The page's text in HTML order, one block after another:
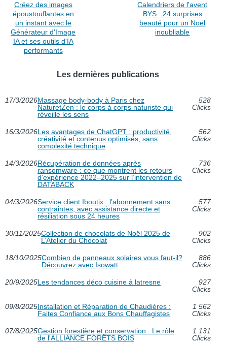
Créez des images
époustouflantes en
un instant avec le
Générateur d'Image
IA et ses outils d'IA
performants
Calendriers de l'avent
BYS : 24 surprises
beauté pour un Noël
inoubliable
Les dernières publications
17/3/2026Massage body-body à Paris chez
NaturetZen : le corps à corps naturiste qui
réveille les sens
528
Clicks
16/3/2026Les avantages de ChatGPT : productivité,
créativité et contenus optimisés, sans
complexité technique
562
Clicks
14/3/2026Récupération de données après
ransomware : ce que montrent les retours
d’expérience 2022–2025 sur l’intervention de
DATABACK
736
Clicks
04/3/2026Service client Iboutix : l’abonnement sans
contraintes, avec assistance directe et
résiliation sous 24 heures
577
Clicks
30/11/2025Collection de chocolats de Noël 2025 de
L’Atelier du Chocolat
902
Clicks
18/10/2025Combien de panneaux solaires vous faut-il?
Découvrez avec Isowatt
886
Clicks
20/9/2025Les tendances déco cuisine à latresne
927
Clicks
09/8/2025Installation et Réparation de Chaudières :
Faites Confiance aux Bons Chauffagistes
1 562
Clicks
07/8/2025Gestion forestière et conservation : Le rôle
de l'ALLIANCE FORÊTS BOIS
1 131
Clicks